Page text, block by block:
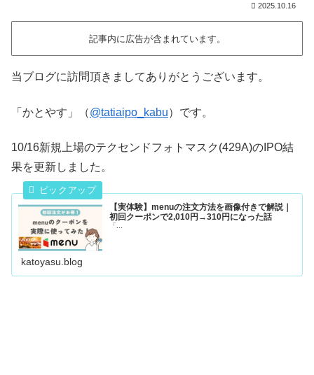
2025.10.16
記事内に広告が含まれています。
当ブログに訪問頂きましてありがとうございます。
「かとやす」（@tatiaipo_kabu）です。
10/16新規上場のテクセンドフォトマスク(429A)のIPO結
果を更新しました。
【実体験】menuの注文方法を画像付きで解説｜
初回クーポンで2,010円→310円になった話
「...
katoyasu.blog